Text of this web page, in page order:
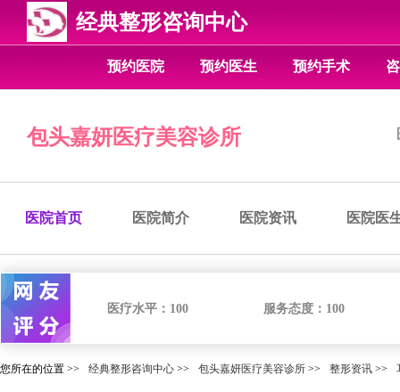
经典整形咨询中心
预约医院 预约医生 预约手术
包头嘉妍医疗美容诊所
医院首页 医院简介 医院资讯 医院医
医疗水平： 100 服务态度： 100
您所在的位置 >> 经典整形咨询中心 >> 包头嘉妍医疗美容诊所 >> 整形资讯 >>